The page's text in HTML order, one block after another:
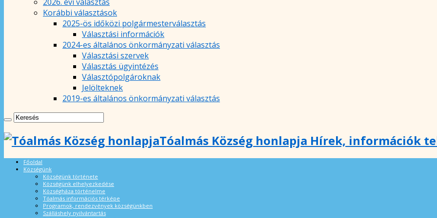
Korábbi választások
2025-ös időközi polgármesterválasztás
Választási információk
2024-es általános önkormányzati választás
Választási szervek
Választás ügyintézés
Választópolgároknak
Jelölteknek
2019-es általános önkormányzati választás
Tóalmás Község honlapja Hírek, információk
Főoldal
Községünk
Községünk története
Községünk elhelyezkedése
Községháza történelme
Tóalmás információs térképe
Programok, rendezvények községünkben
Szálláshely nyilvántartás